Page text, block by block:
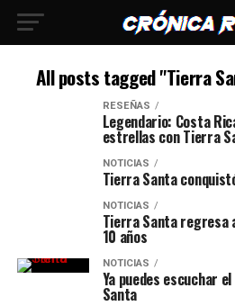
All posts tagged "Tierra
RESEÑAS
Legendario: Costa
estrellas con Tierra
NOTICIAS
Tierra Santa
NOTICIAS
Tierra Santa regresa
10 años
NOTICIAS
Ya puedes escuchar
Santa